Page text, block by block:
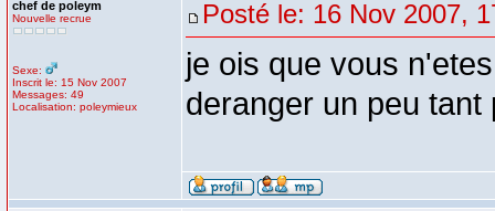
chef de poleym
Nouvelle recrue
Sexe:
Inscrit le: 15 Nov 2007
Messages: 49
Localisation: poleymieux
Posté le: 16 Nov 2007,
je ois que vous
deranger un peu